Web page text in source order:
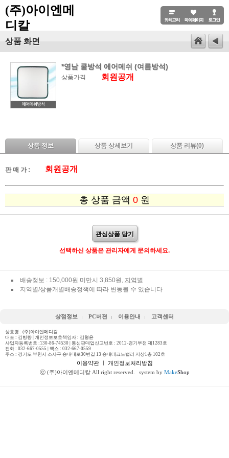
(주)아이엔메
디칼
상품 화면
*영남 쿨방석 에어메쉬 (여름방석)
상품가격 회원공개
상품 정보 상품 상세보기 상품 리뷰(0)
판 매 가 : 회원공개
총 상품 금액 0 원
관심상품 담기
선택하신 상품은 관리자에게 문의하세요.
배송정보 : 150,000원 미만시 3,850원, 지역별
지역별/상품개별배송정책에 따라 변동될 수 있습니다
상점정보 PC버젼 이용안내 고객센터
상호명 : (주)아이엔메디칼
대표 : 김병량 | 개인정보보호책임자 : 김형윤
사업자등록번호 :130-86-74530 | 통신판매업신고번호 : 2012-경기부천 제1283호
전화 : 032-667-0555 | 팩스 : 032-667-0559
주소 : 경기도 부천시 소사구 송내대로30번길 13 송내테크노밸리 지상1층 102호
이용약관ㅣ 개인정보처리방침
ⓒ (주)아이엔메디칼 All right reserved.
system by MakeShop